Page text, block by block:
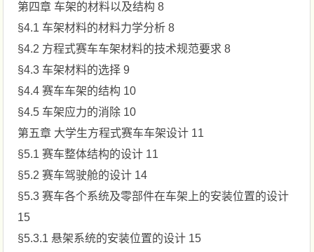
第四章 车架的材料以及结构 8
§4.1 车架材料的材料力学分析 8
§4.2 方程式赛车车架材料的技术规范要求 8
§4.3 车架材料的选择 9
§4.4 赛车车架的结构 10
§4.5 车架应力的消除 10
第五章 大学生方程式赛车车架设计 11
§5.1 赛车整体结构的设计 11
§5.2 赛车驾驶舱的设计 14
§5.3 赛车各个系统及零部件在车架上的安装位置的设计
15
§5.3.1 悬架系统的安装位置的设计 15